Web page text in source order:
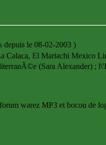
depuis le 08-02-2003 )
Calaca, El Mariachi Mexico
(Sara Alexander) ;
warez MP3 et bocou de